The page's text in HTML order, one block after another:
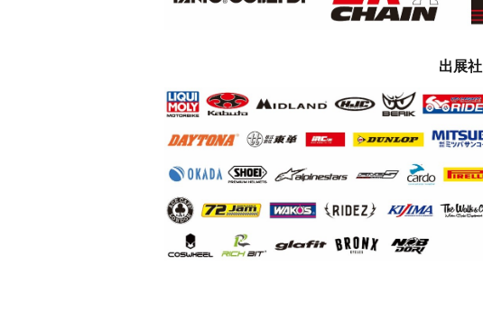
出展社